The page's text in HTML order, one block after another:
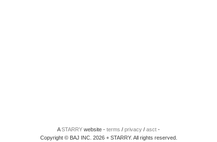
ASTARRY website - terms / privacy / asct -
Copyright © BAJ INC. 2026 + STARRY. All rights reserved.